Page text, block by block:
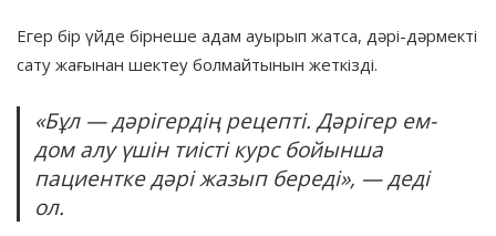
Егер бір үйде бірнеше адам ауырып жатса, дәрі-дәрмекті
сату жағынан шектеу болмайтынын жеткізді.
«Бұл — дәрігердің рецепті. Дәрігер ем-
дом алу үшін тиісті курс бойынша
пациентке дәрі жазып береді», — деді
ол.